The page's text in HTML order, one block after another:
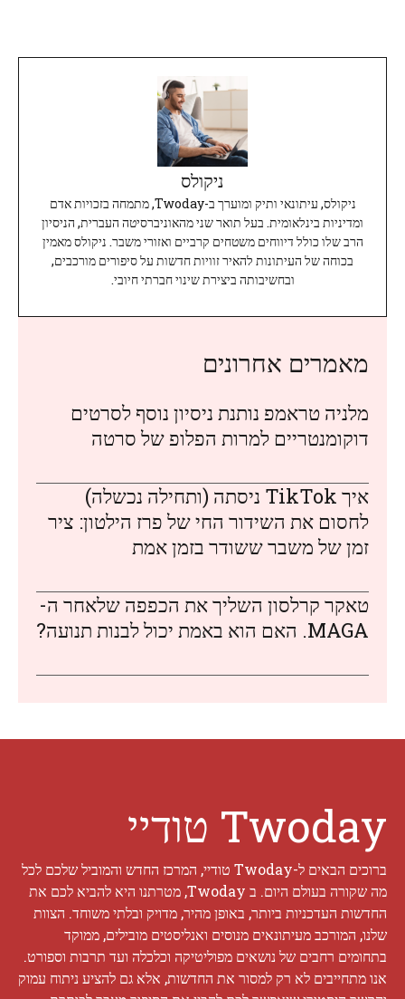
ניקולס
ניקולס, עיתונאי ותיק ומוערך ב-Twoday, מתמחה בזכויות אדם
ומדיניות בינלאומית. בעל תואר שני מהאוניברסיטה העברית, הניסיון
הרב שלו כולל דיווחים משטחים קרביים ואזורי משבר. ניקולס מאמין
בכוחה של העיתונות להאיר זוויות חדשות על סיפורים מורכבים,
ובחשיבותה ביצירת שינוי חברתי חיובי.
מאמרים אחרונים
מלניה טראמפ נותנת ניסיון נוסף לסרטים
דוקומנטריים למרות הפלופ של סרטה
איך TikTok ניסתה (ותחילה נכשלה)
לחסום את השידור החי של פרז הילטון: ציר
זמן של משבר ששודר בזמן אמת
טאקר קרלסון השליך את הכפפה שלאחר ה-
MAGA. האם הוא באמת יכול לבנות תנועה?
Twoday טודיי
ברוכים הבאים ל-Twoday טודיי, המרכז החדש והמוביל שלכם לכל
מה שקורה בעולם היום. ב Twoday, מטרתנו היא להביא לכם את
החדשות העדכניות ביותר, באופן מהיר, מדויק ובלתי משוחד. הצוות
שלנו, המורכב מעיתונאים מנוסים ואנליסטים מובילים, ממוקד
בתחומים רחבים של נושאים מפוליטיקה וכלכלה ועד תרבות וספורט.
אנו מתחייבים לא רק למסור את החדשות, אלא גם להציע ניתוח עמוק